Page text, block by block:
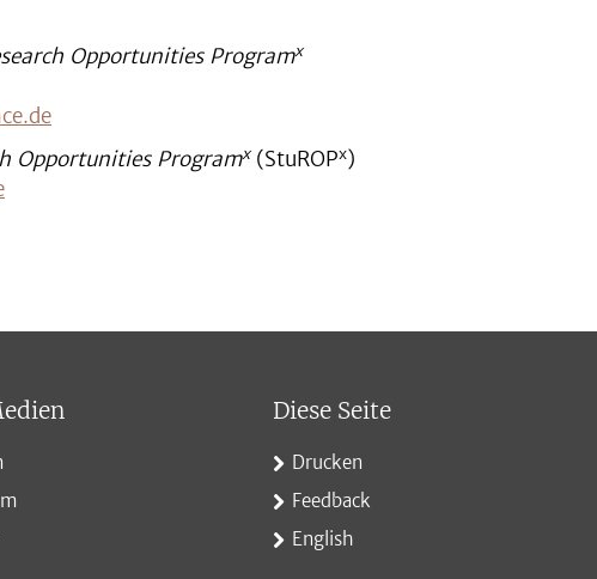
Opportunities Programx
Opportunities Programx(StuROPx)
Diese Seite
Drucken
Feedback
English